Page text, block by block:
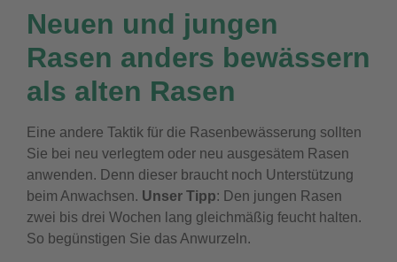
Neuen und jungen
Rasen anders bewässern
als alten Rasen
Eine andere Taktik für die Rasenbewässerung sollten
Sie bei neu verlegtem oder neu ausgesätem Rasen
anwenden. Denn dieser braucht noch Unterstützung
beim Anwachsen. Unser Tipp: Den jungen Rasen
zwei bis drei Wochen lang gleichmäßig feucht halten.
So begünstigen Sie das Anwurzeln.